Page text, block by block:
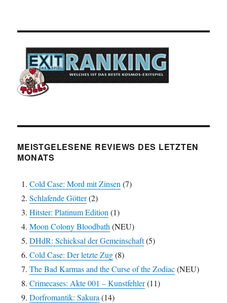
MEISTGELESENE REVIEWS DES LETZTEN
MONATS
Cold Case: Mord mit Zinsen (7)
Schlafende Götter(2)
Hitster: Platinum Edition (1)
Moon Colony Bloodbath (NEU)
DHdR: Schicksal der Gemeinschaft(5)
Cold Case: Der letzte Zug(8)
The Bad Karmas and the Curse of the Zodiac(NEU)
Crimecases: Akte 001 – Kunstfehler(11)
Dorfromantik: Sakura (14)